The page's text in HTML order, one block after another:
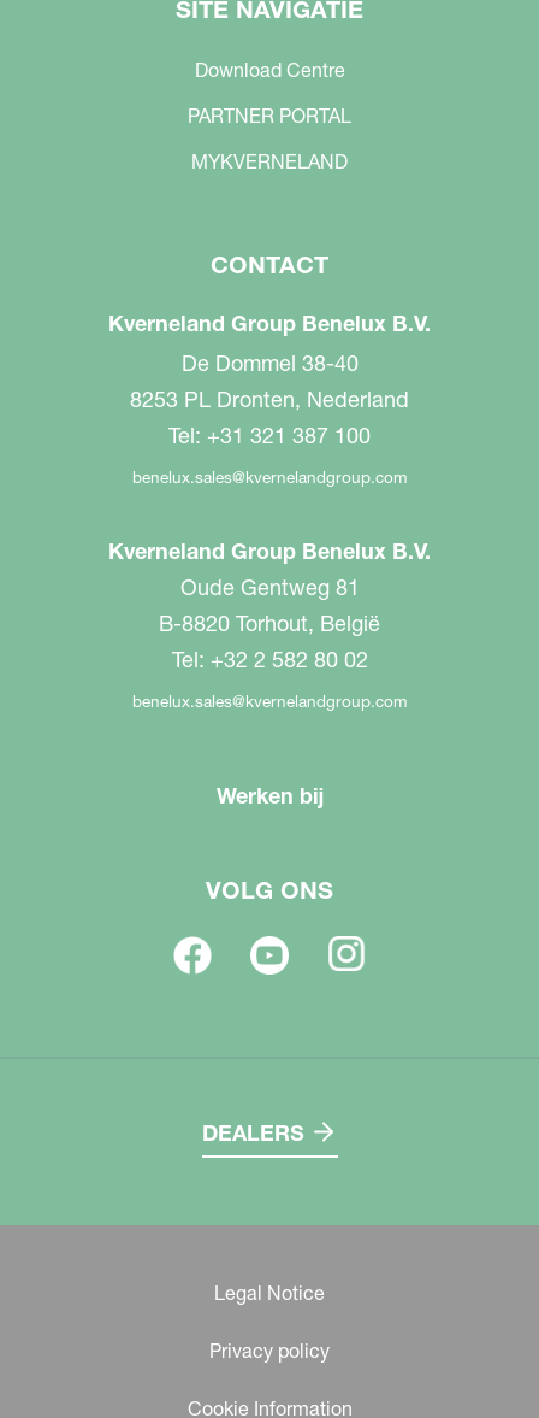
SITE NAVIGATIE
Download Centre
PARTNER PORTAL
MYKVERNELAND
CONTACT
Kverneland Group Benelux B.V.
De Dommel 38-40
8253 PL Dronten, Nederland
Tel: +31 321 387 100
benelux.sales@kvernelandgroup.com
Kverneland Group Benelux B.V.
Oude Gentweg 81
B-8820 Torhout, België
Tel: +32 2 582 80 02
benelux.sales@kvernelandgroup.com
Werken bij
VOLG ONS
DEALERS
Legal Notice
Privacy policy
Cookie Information